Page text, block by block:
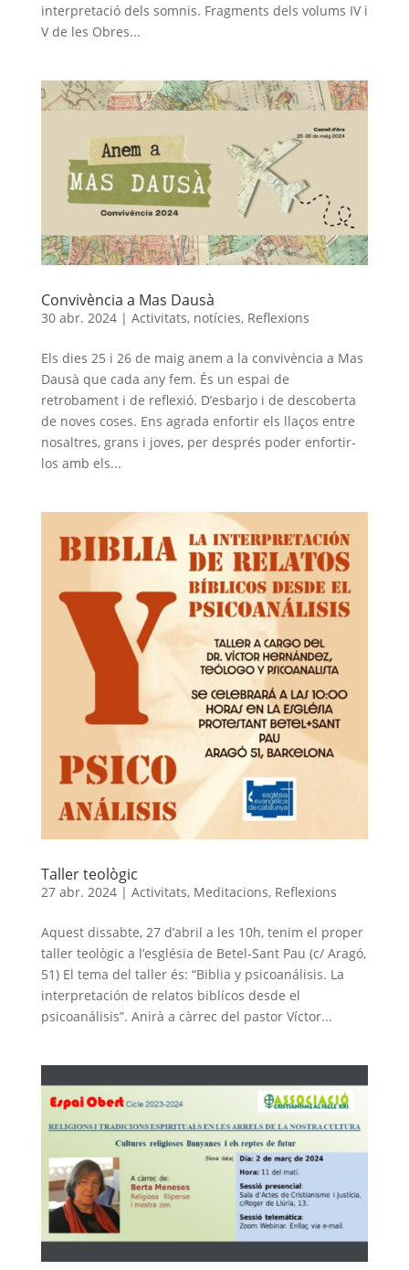
interpretació dels somnis. Fragments dels volums IV i
V de les Obres...
Convivència a Mas Dausà
30 abr. 2024| Activitats, notícies, Reflexions
Els dies 25 i 26 de maig anem a la convivència a Mas
Dausà que cada any fem. És un espai de
retrobament i de reflexió. D’esbarjo i de descoberta
de noves coses. Ens agrada enfortir els llaços entre
nosaltres, grans i joves, per després poder enfortir-
los amb els...
Taller teològic
27 abr. 2024| Activitats, Meditacions, Reflexions
Aquest dissabte, 27 d’abril a les 10h, tenim el proper
taller teològic a l’església de Betel-Sant Pau (c/ Aragó,
51) El tema del taller és: “Biblia y psicoanálisis. La
interpretación de relatos biblícos desde el
psicoanálisis”. Anirà a càrrec del pastor Víctor...